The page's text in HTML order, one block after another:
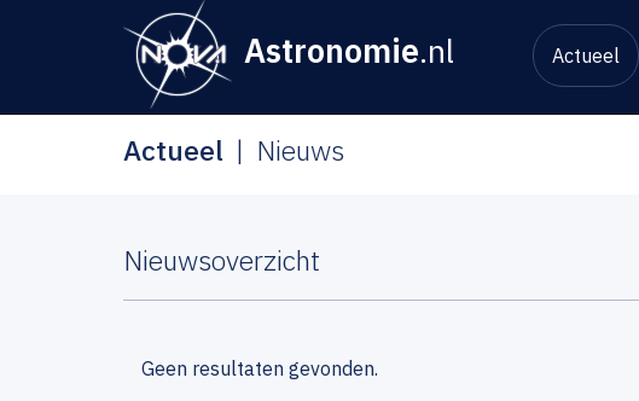
Astronomie.nl Actueel
Actueel Nieuws
Nieuwsoverzicht
Geen resultaten gevonden.